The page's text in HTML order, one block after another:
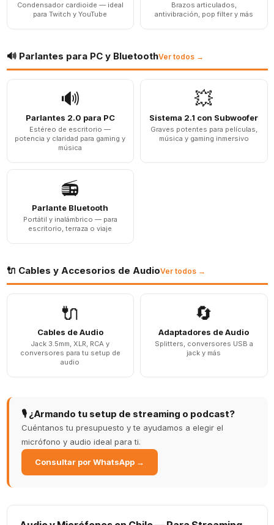
Condensador cardioide — ideal
para Twitch y YouTube
Brazos articulados,
antivibración, pop filter y más
🔊 Parlantes para PC y BluetoothVer todos →
🔊
Parlantes 2.0 para PC
Estéreo de escritorio —
potencia y claridad para gaming y
música
💥
Sistema 2.1 con Subwoofer
Graves potentes para películas,
música y gaming inmersivo
📻
Parlante Bluetooth
Portátil y inalámbrico — para
escritorio, terraza o viaje
🔌 Cables y Accesorios de AudioVer todos →
🔌
Cables de Audio
Jack 3.5mm, XLR, RCA y
conversores para tu setup de
audio
🔄
Adaptadores de Audio
Splitters, conversores USB a
jack y más
🎙️ ¿Armando tu setup de streaming o podcast?
Cuéntanos tu presupuesto y te ayudamos a elegir el
micrófono y audio ideal para ti.
Consultar por WhatsApp →